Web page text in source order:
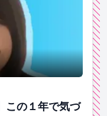
の１年で気づいた仲間
この１年で気づ